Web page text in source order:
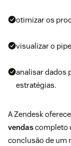
otimizar os
visualizar o
analisar dados
estratégias.
A Zendesk
vendascompleto
conclusão de um